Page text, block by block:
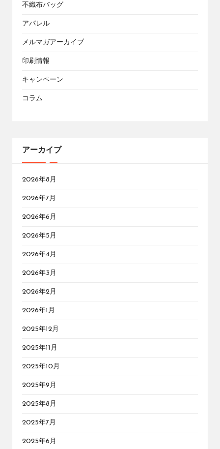
不織布バッグ
アパレル
メルマガアーカイブ
印刷情報
キャンペーン
コラム
アーカイブ
2026年8月
2026年7月
2026年6月
2026年5月
2026年4月
2026年3月
2026年2月
2026年1月
2025年12月
2025年11月
2025年10月
2025年9月
2025年8月
2025年7月
2025年6月